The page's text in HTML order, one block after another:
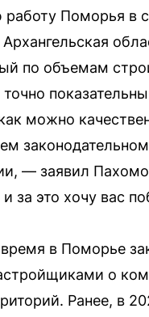
Поморья в
по объемам
можно
законодательном
— заявил
за это хочу вас
в Поморье
о
Ранее, в